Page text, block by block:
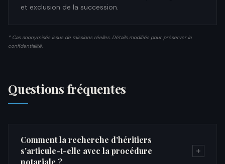
et exclusion de la succession.
* Cas anonymisés issus de missions réelles. Détails modifiés pour préserver la
confidentialité.
Questions fréquentes
Comment la recherche d'héritiers
s'articule-t-elle avec la procédure
notariale ?